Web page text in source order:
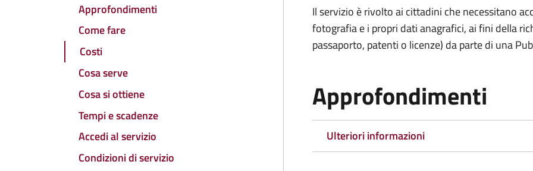
Approfondimenti
Come fare
Costi
Cosa serve
Cosa si ottiene
Tempi e scadenze
Accedi al servizio
Condizioni di servizio
Il servizio è rivolto ai cittadini che necessitano
fotografia e i propri dati anagrafici, ai fini della
passaporto, patenti o licenze) da parte di una
Approfondimenti
Ulteriori informazioni